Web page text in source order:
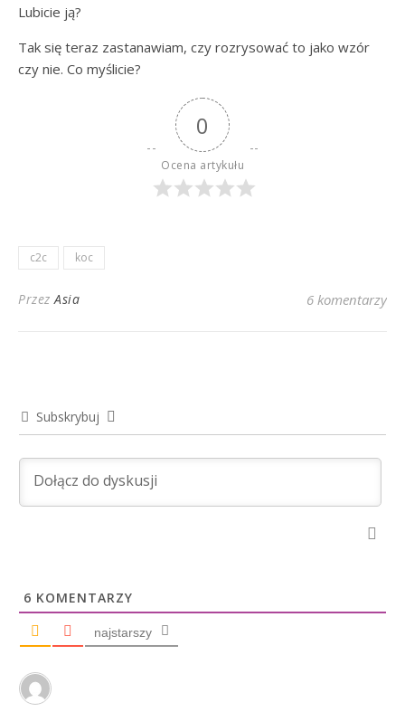
Lubicie ją?
Tak się teraz zastanawiam, czy rozrysować to jako wzór
czy nie. Co myślicie?
0
Ocena artykułu
c2c koc
PrzezAsia 6 komentarzy
Subskrybuj
6 KOMENTARZY
najstarszy